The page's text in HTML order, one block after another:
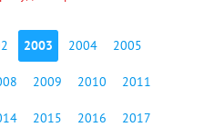
2003 2004 2005
2009 2010 2011
2015 2016 2017